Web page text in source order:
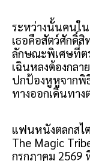
ระหว่างนั้นคนใ
เธอคือสัตว์ศักดิ์สิ
ลักษณะพิเศษที่ต
เฉินหลงต้องกล
ปกป้องหูหูจากพิ
ทางออกเดินทา
แฟนหนังตลกสไ
The Magic
กรกฎาคม 2569